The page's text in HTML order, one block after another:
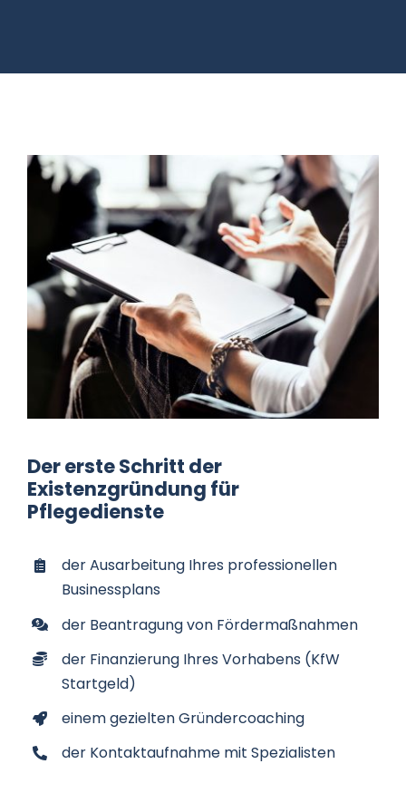
Der erste Schritt der
Existenzgründung für
Pflegedienste
der Ausarbeitung Ihres professionellen
Businessplans
der Beantragung von Fördermaßnahmen
der Finanzierung Ihres Vorhabens (KfW
Startgeld)
einem gezielten Gründercoaching
der Kontaktaufnahme mit Spezialisten